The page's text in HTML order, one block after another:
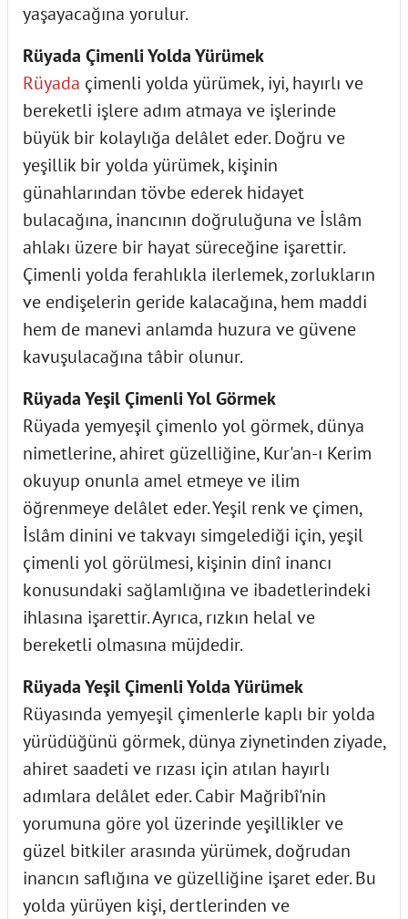
yaşayacağına yorulur.
Rüyada Çimenli Yolda Yürümek
Rüyada çimenli yolda yürümek, iyi, hayırlı ve
bereketli işlere adım atmaya ve işlerinde
büyük bir kolaylığa delâlet eder. Doğru ve
yeşillik bir yolda yürümek, kişinin
günahlarından tövbe ederek hidayet
bulacağına, inancının doğruluğuna ve İslâm
ahlakı üzere bir hayat süreceğine işarettir.
Çimenli yolda ferahlıkla ilerlemek, zorlukların
ve endişelerin geride kalacağına, hem maddi
hem de manevi anlamda huzura ve güvene
kavuşulacağına tâbir olunur.
Rüyada Yeşil Çimenli Yol Görmek
Rüyada yemyeşil çimenlo yol görmek, dünya
nimetlerine, ahiret güzelliğine, Kur'an-ı Kerim
okuyup onunla amel etmeye ve ilim
öğrenmeye delâlet eder. Yeşil renk ve çimen,
İslâm dinini ve takvayı simgelediği için, yeşil
çimenli yol görülmesi, kişinin dinî inancı
konusundaki sağlamlığına ve ibadetlerindeki
ihlasına işarettir. Ayrıca, rızkın helal ve
bereketli olmasına müjdedir.
Rüyada Yeşil Çimenli Yolda Yürümek
Rüyasında yemyeşil çimenlerle kaplı bir yolda
yürüdüğünü görmek, dünya ziynetinden ziyade,
ahiret saadeti ve rızası için atılan hayırlı
adımlara delâlet eder. Cabir Mağribî'nin
yorumuna göre yol üzerinde yeşillikler ve
güzel bitkiler arasında yürümek, doğrudan
inancın saflığına ve güzelliğine işaret eder. Bu
yolda yürüyen kişi, dertlerinden ve